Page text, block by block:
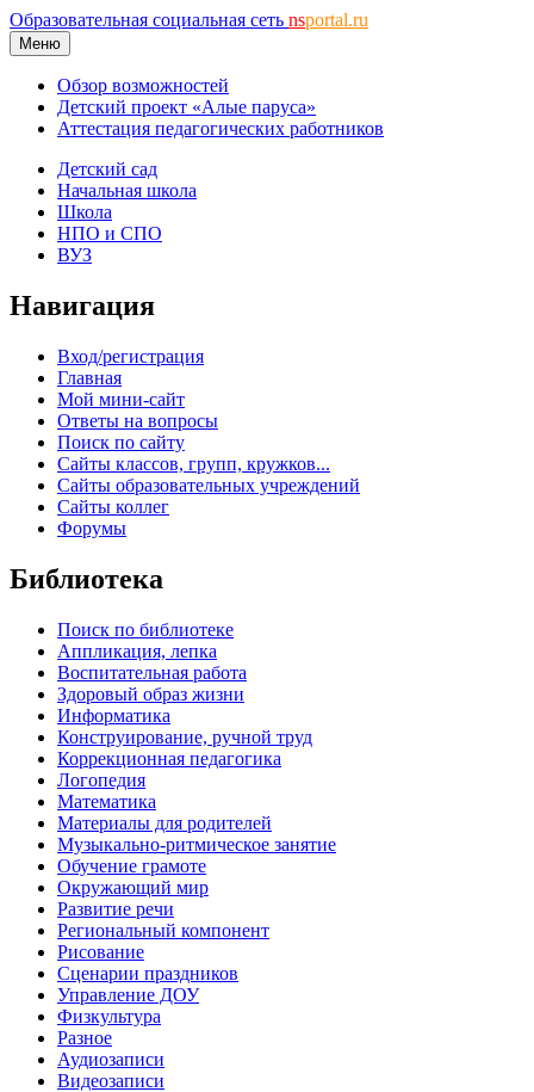
Образовательная социальная сеть nsportal.ru
Меню
Обзор возможностей
Детский проект «Алые паруса»
Аттестация педагогических работников
Детский сад
Начальная школа
Школа
НПО и СПО
ВУЗ
Навигация
Вход/регистрация
Главная
Мой мини-сайт
Ответы на вопросы
Поиск по сайту
Сайты классов, групп, кружков...
Сайты образовательных учреждений
Сайты коллег
Форумы
Библиотека
Поиск по библиотеке
Аппликация, лепка
Воспитательная работа
Здоровый образ жизни
Информатика
Конструирование, ручной труд
Коррекционная педагогика
Логопедия
Математика
Материалы для родителей
Музыкально-ритмическое занятие
Обучение грамоте
Окружающий мир
Развитие речи
Региональный компонент
Рисование
Сценарии праздников
Управление ДОУ
Физкультура
Разное
Аудиозаписи
Видеозаписи